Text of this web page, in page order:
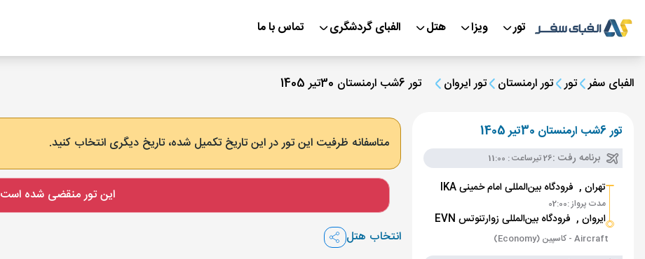
تور ویزا هتل الفبای گردشگری تماس با ما
الفبای سفر تور تور ارمنستان تور ایروان تور 6شب ارمنستان 30تیر 1405
تور 6شب ارمنستان 30تیر 1405
برنامه رفت :26 تیر ساعت : 11:00
تهران , فرودگاه بین‌المللی امام خمینی IKA
مدت پرواز :02:00
ایروان , فرودگاه بین‌المللی زوارتنوتس EVN
Aircraft - کاسپین (Economy)
متاسفانه ظرفیت این تور در این تاریخ تکمیل شده، تاریخ دیگری انتخاب کنید.
این تور منقضی شده است
انتخاب هتل